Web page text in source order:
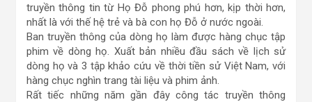
truyền thông tin từ Họ Đỗ phong phú hơn, kịp thời hơn,
nhất là với thế hệ trẻ và bà con họ Đỗ ở nước ngoài.
Ban truyền thông của dòng họ làm được hàng chục tập
phim về dòng họ. Xuất bản nhiều đầu sách về lịch sử
dòng họ và 3 tập khảo cứu về thời tiền sử Việt Nam, với
hàng chục nghìn trang tài liệu và phim ảnh.
Rất tiếc những năm gần đây công tác truyền thông